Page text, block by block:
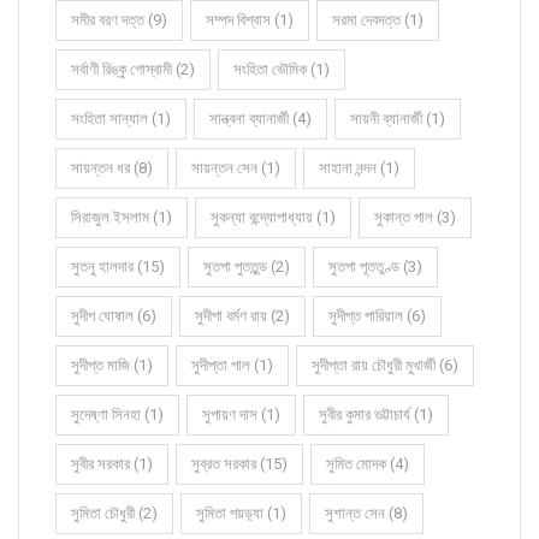
সমীর বরণ দত্ত (9) সম্পদ বিশ্বাস (1) সরমা দেবদত্ত (1)
সর্বাণী রিঙ্কু গোস্বামী (2) সংহিতা ভৌমিক (1)
সংহিতা সান্যাল (1) সান্ত্বনা ব্যানার্জী (4) সায়নী ব্যানার্জী (1)
সায়ন্তন ধর (8) সায়ন্তন সেন (1) সাহানা নন্দন (1)
সিরাজুল ইসলাম (1) সুকন্যা বন্দ্যোপাধ্যায় (1) সুকান্ত পাল (3)
সুতনু হালদার (15) সুতপা পুততুন্ড (2) সুতপা পূততুণ্ড (3)
সুদীপ ঘোষাল (6) সুদীপা বর্মণ রায় (2) সুদীপ্ত পারিয়াল (6)
সুদীপ্ত মাজি (1) সুদীপ্তা পাল (1) সুদীপ্তা রায় চৌধুরী মুখার্জী (6)
সুদেষ্ণা সিনহা (1) সুপায়ণ দাস (1) সুবীর কুমার ভট্টাচার্য (1)
সুবীর সরকার (1) সুব্রত সরকার (15) সুমিত মোদক (4)
সুমিতা চৌধুরী (2) সুমিতা পয়ড়্যা (1) সুশান্ত সেন (8)